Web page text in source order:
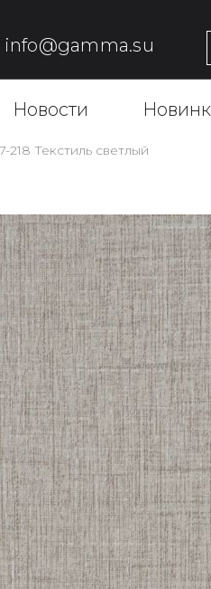
info@gamma.su
Новости
218 Текстиль светлый